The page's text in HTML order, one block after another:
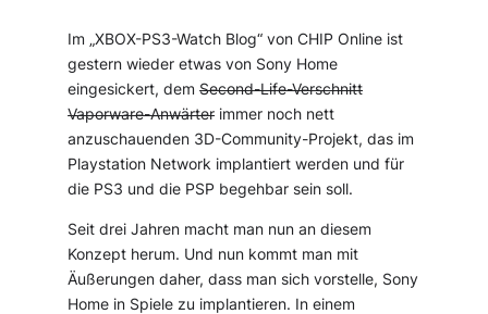
Im „XBOX-PS3-Watch Blog“ von CHIP Online ist
gestern wieder etwas von Sony Home
eingesickert, demSecond-Life-Verschnitt
Vaporware-Anwärter immer noch nett
anzuschauenden 3D-Community-Projekt, das im
Playstation Network implantiert werden und für
die PS3 und die PSP begehbar sein soll.
Seit drei Jahren macht man nun an diesem
Konzept herum. Und nun kommt man mit
Äußerungen daher, dass man sich vorstelle, Sony
Home in Spiele zu implantieren. In einem